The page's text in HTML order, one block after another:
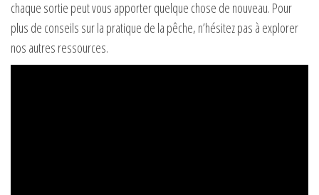
chaque sortie peut vous apporter quelque chose de nouveau. Pour
plus de conseils sur la pratique de la pêche, n’hésitez pas à explorer
nos autres ressources.